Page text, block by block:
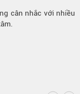
cân nhắc với nhiều